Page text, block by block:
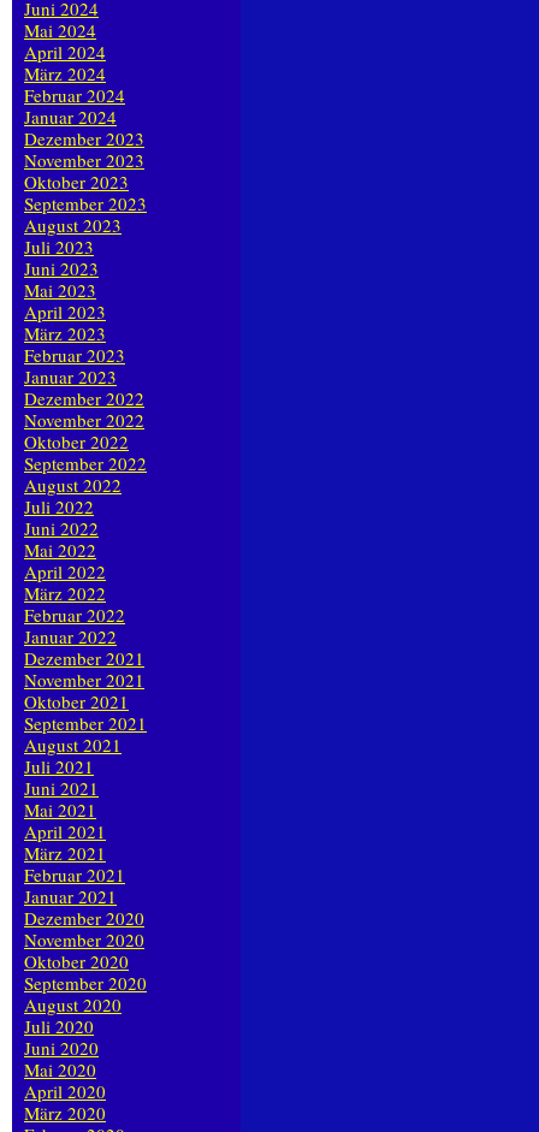
Juni 2024
Mai 2024
April 2024
März 2024
Februar 2024
Januar 2024
Dezember 2023
November 2023
Oktober 2023
September 2023
August 2023
Juli 2023
Juni 2023
Mai 2023
April 2023
März 2023
Februar 2023
Januar 2023
Dezember 2022
November 2022
Oktober 2022
September 2022
August 2022
Juli 2022
Juni 2022
Mai 2022
April 2022
März 2022
Februar 2022
Januar 2022
Dezember 2021
November 2021
Oktober 2021
September 2021
August 2021
Juli 2021
Juni 2021
Mai 2021
April 2021
März 2021
Februar 2021
Januar 2021
Dezember 2020
November 2020
Oktober 2020
September 2020
August 2020
Juli 2020
Juni 2020
Mai 2020
April 2020
März 2020